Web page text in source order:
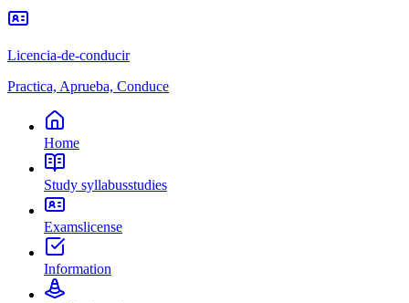
Licencia-de-conducir
Practica, Aprueba, Conduce
Home
Study syllabusstudies
Examslicense
Information